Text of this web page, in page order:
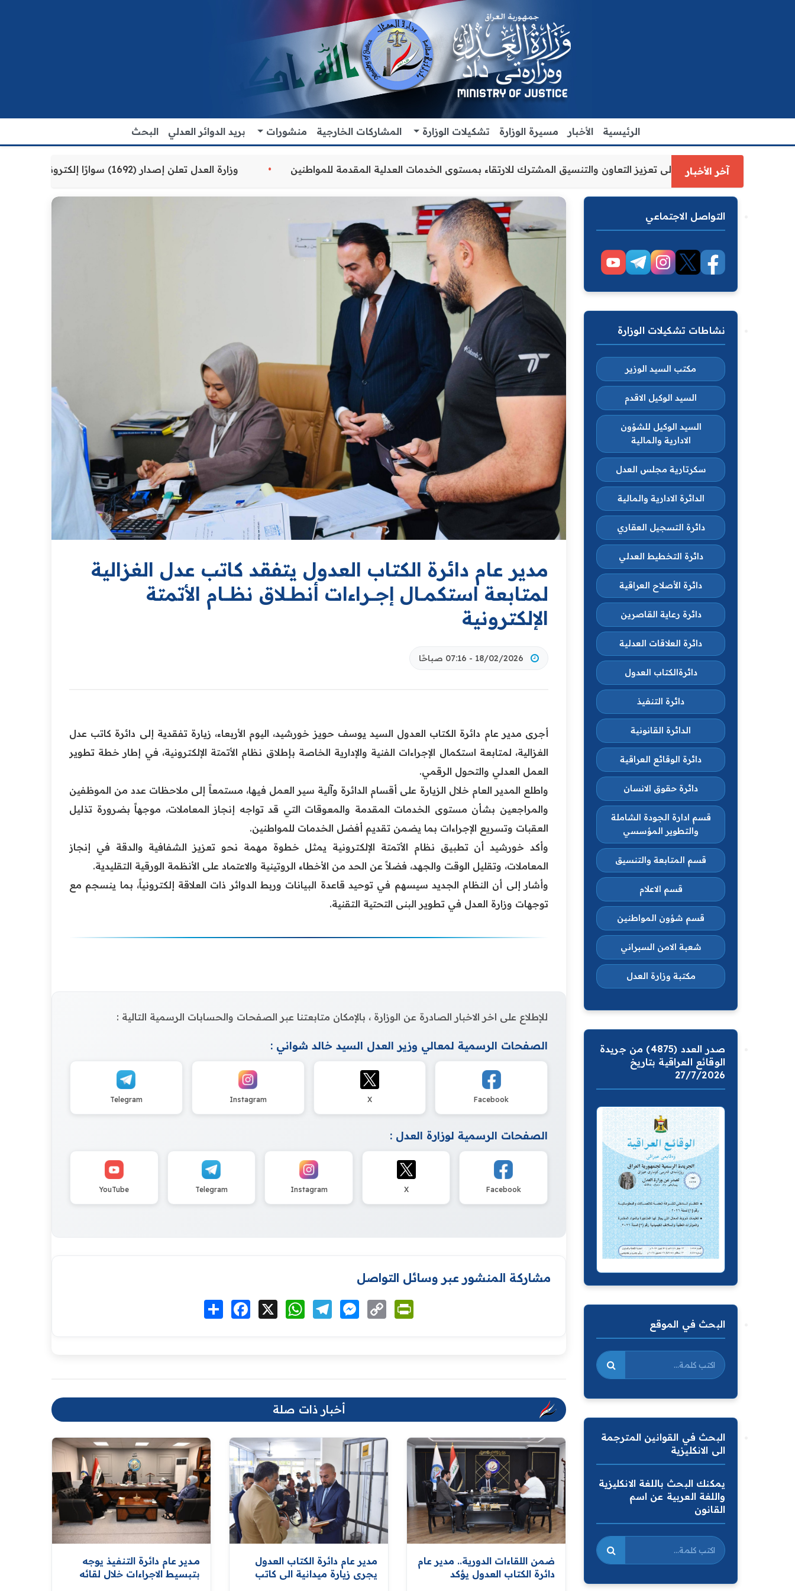
الرئيسية الأخبار مسيرة الوزارة تشكيلات الوزارة المشاركات الخارجية منشورات بريد الدوائر العدلي البحث
آخر الأخبار
الاقدم يبحث مع رئيس مجلس محافظة ديالى تعزيز التعاون والتنسيق المشترك للارتقاء بمستوى الخدمات العدلية المقدمة للمواطنين وزارة العدل تعلن إصدار (1692) سوارًا إلكترونيًا لنزلاء سجن الناصرية المركزي لتنظيم التعاملات المالية داخل المؤسسات الإصلاحية
مدير عام دائرة الكتاب العدول يتفقد كاتب عدل الغزالية
لمتابعة استكمــال إجـــراءات أنطــلاق نظـــام الأتمتة
الإلكترونية
18/02/2026 - 07:16 صباحًا
أجرى مدير عام دائرة الكتاب العدول السيد يوسف حويز خورشيد، اليوم الأربعاء، زيارة تفقدية إلى دائرة كاتب عدل
الغزالية، لمتابعة استكمال الإجراءات الفنية والإدارية الخاصة بإطلاق نظام الأتمتة الإلكترونية، في إطار خطة تطوير
العمل العدلي والتحول الرقمي.
واطلع المدير العام خلال الزيارة على أقسام الدائرة وآلية سير العمل فيها، مستمعاً إلى ملاحظات عدد من الموظفين
والمراجعين بشأن مستوى الخدمات المقدمة والمعوقات التي قد تواجه إنجاز المعاملات، موجهاً بضرورة تذليل
العقبات وتسريع الإجراءات بما يضمن تقديم أفضل الخدمات للمواطنين.
وأكد خورشيد أن تطبيق نظام الأتمتة الإلكترونية يمثل خطوة مهمة نحو تعزيز الشفافية والدقة في إنجاز
المعاملات، وتقليل الوقت والجهد، فضلاً عن الحد من الأخطاء الروتينية والاعتماد على الأنظمة الورقية التقليدية.
وأشار إلى أن النظام الجديد سيسهم في توحيد قاعدة البيانات وربط الدوائر ذات العلاقة إلكترونياً، بما ينسجم مع
توجهات وزارة العدل في تطوير البنى التحتية التقنية.
للإطلاع على اخر الاخبار الصادرة عن الوزارة ، بالإمكان متابعتنا عبر الصفحات والحسابات الرسمية التالية :
الصفحات الرسمية لمعالي وزير العدل السيد خالد شواني :
Facebook
X
Instagram
Telegram
الصفحات الرسمية لوزارة العدل :
Facebook
X
Instagram
Telegram
YouTube
مشاركة المنشور عبر وسائل التواصل
انشر Facebook WhatsAppTelegramMessenger
Copy
Link
أخبار ذات صلة
مــدير عام دائرة التنفيذ يوجه
بتبسيط الاجراءات خلال لقائه
مدير عام دائرة الكتاب العدول
يجري زيارة ميدانية الى كاتب
ضمن اللقاءات الدورية.. مدير عام
دائرة الكتاب العدول يؤكد
التواصل الاجتماعي
نشاطات تشكيلات الوزارة
مكتب السيد الوزير
السيد الوكيل الاقدم
السيد الوكيل للشؤون
الادارية والمالية
سكرتارية مجلس العدل
الدائرة الادارية والمالية
دائرة التسجيل العقاري
دائرة التخطيط العدلي
دائرة الأصلاح العراقية
دائرة رعاية القاصرين
دائرة العلاقات العدلية
دائرةالكتاب العدول
دائرة التنفيذ
الدائرة القانونية
دائرة الوقائع العراقية
دائرة حقوق الانسان
قسم ادارة الجودة الشاملة
والتطوير المؤسسي
قسم المتابعة والتنسيق
قسم الاعلام
قسم شؤون المواطنين
شعبة الامن السبراني
مكتبة وزارة العدل
صدر العدد (4875) من جريدة
الوقائع العراقية بتاريخ
27/7/2026
البحث في الموقع
البحث في القوانين المترجمة
الى الانكليزية
يمكنك البحث باللغة الانكليزية
واللغة العربية عن اسم
القانون